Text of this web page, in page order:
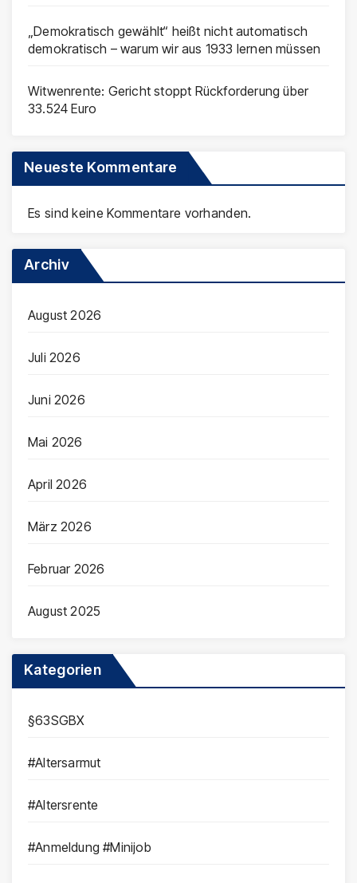
„Demokratisch gewählt“ heißt nicht automatisch
demokratisch – warum wir aus 1933 lernen müssen
Witwenrente: Gericht stoppt Rückforderung über
33.524 Euro
Neueste Kommentare
Es sind keine Kommentare vorhanden.
Archiv
August 2026
Juli 2026
Juni 2026
Mai 2026
April 2026
März 2026
Februar 2026
August 2025
Kategorien
§63SGBX
#Altersarmut
#Altersrente
#Anmeldung #Minijob